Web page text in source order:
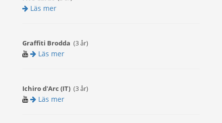
Läs mer
Graffiti Brodda (3 år)
Läs mer
Ichiro d'Arc (IT) (3 år)
Läs mer